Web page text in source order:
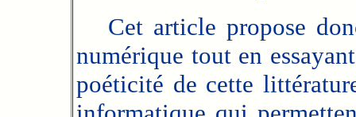
Cet article propose
numérique tout en
poéticité de cette